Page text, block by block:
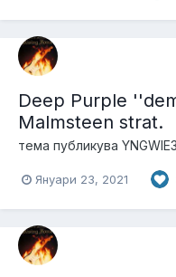
Deep Purple
Malmsteen strat.
тема публикува
Януари 23, 2021